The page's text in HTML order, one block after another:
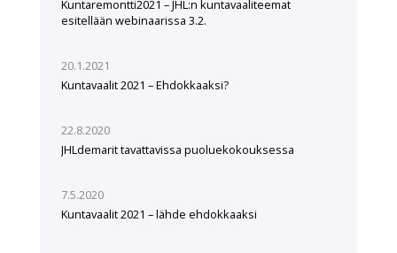
Kuntaremontti2021 – JHL:n kuntavaaliteemat
esitellään webinaarissa 3.2.
20.1.2021
Kuntavaalit 2021 – Ehdokkaaksi?
22.8.2020
JHLdemarit tavattavissa puoluekokouksessa
7.5.2020
Kuntavaalit 2021 – lähde ehdokkaaksi